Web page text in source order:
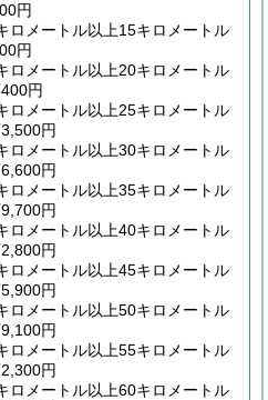
円
ロメートル以上15キロメートル
円
ロメートル以上20キロメートル
円
ロメートル以上25キロメートル
円
ロメートル以上30キロメートル
円
ロメートル以上35キロメートル
円
ロメートル以上40キロメートル
円
ロメートル以上45キロメートル
円
ロメートル以上50キロメートル
円
ロメートル以上55キロメートル
円
ロメートル以上60キロメートル